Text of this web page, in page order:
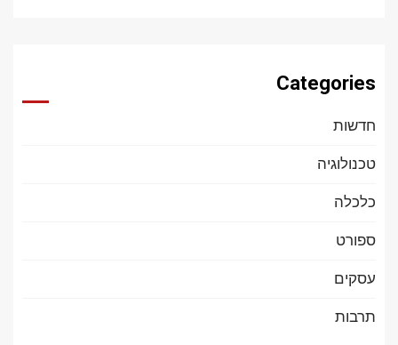
Categories
חדשות
טכנולוגיה
כלכלה
ספורט
עסקים
תרבות